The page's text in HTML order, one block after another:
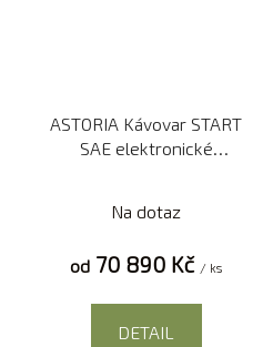
ASTORIA Kávovar START
SAE elektronické
Na dotaz
od 70 890 Kč / ks
DETAIL